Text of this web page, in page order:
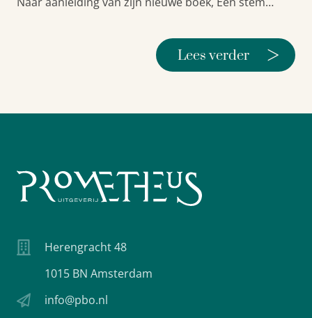
Lees verder >
Herengracht 48
1015 BN Amsterdam
info@pbo.nl